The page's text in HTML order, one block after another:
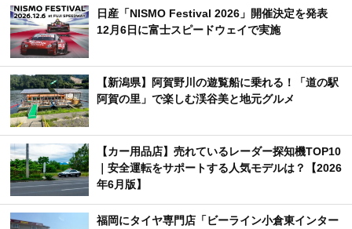
日産「NISMO Festival 2026」開催決定を発表
12月6日に富士スピードウェイで実施
【新潟県】阿賀野川の遊覧船に乗れる！「道の駅
阿賀の里」で楽しむ渓谷美と地元グルメ
【カー用品店】売れているレーダー探知機TOP10
｜安全運転をサポートする人気モデルは？【2026
年6月版】
福岡にタイヤ専門店「ビーライン小倉東インター